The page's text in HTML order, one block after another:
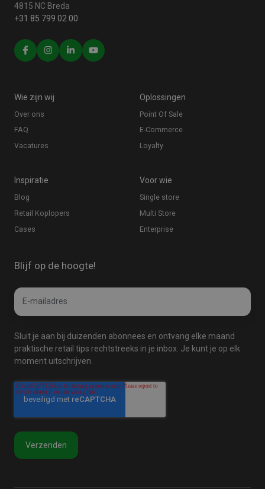
4815 NC Breda
+31 85 799 02 00
Wie zijn wij
Over ons
FAQ
Vacatures
Oplossingen
Point Of Sale
E-Commerce
Loyalty
Inspiratie
Blog
Retail Koplopers
Cases
Voor wie
Single store
Multi Store
Enterprise
Blijf op de hoogte!
Email
E-
mailadres
Sluit je aan bij duizenden abonnees en ontvang elke maand
praktische retail tips rechtstreeks in je inbox. Je kunt je op elk
moment uitschrijven.